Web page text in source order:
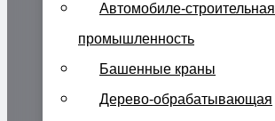
Автомобиле-строительная
промышленность
Башенные краны
Дерево-обрабатывающая